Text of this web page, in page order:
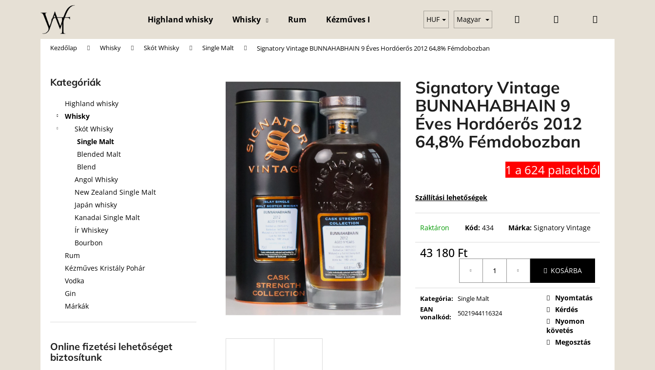
Highland whisky Whisky Rum Kézműves Kristály Pohár Vodka Gin Üzleti feltételek (ÁSZF)
HUF Magyar Keresés Bejelentkezés
Kezdőlap Whisky Skót Whisky Single Malt Signatory Vintage BUNNAHABHAIN 9 Éves Hordóerős 2012 64,8% Fémdobozban
Kategóriák
átugrása
Kategóriák
Highland whisky
Whisky
Skót Whisky
Single Malt
Blended Malt
Blend
Angol Whisky
New Zealand Single Malt
Japán whisky
Kanadai Single Malt
Ír Whiskey
Bourbon
Rum
Kézműves Kristály Pohár
Vodka
Gin
Márkák
Online fizetési lehetőséget
biztosítunk
Signatory Vintage
BUNNAHABHAIN 9
Éves Hordóerős 2012
64,8% Fémdobozban
1 a 624 palackból
Szállítási lehetőségek
Raktáron Kód: 434 Márka: Signatory Vintage
43 180 Ft
KOSÁRBA
Kategória: Single Malt
EAN
vonalkód: 5021944116324
Nyomtatás
Kérdés
Nyomon
követés
Megosztás
Vissza
a boltba
Vissza
a boltba
Mit keres?